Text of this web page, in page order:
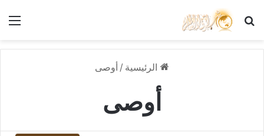
بحث عن
الرئيسية / أوصى
أوصى